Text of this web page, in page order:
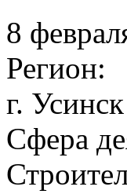
8
Регион:
г. Усинск
Сфера